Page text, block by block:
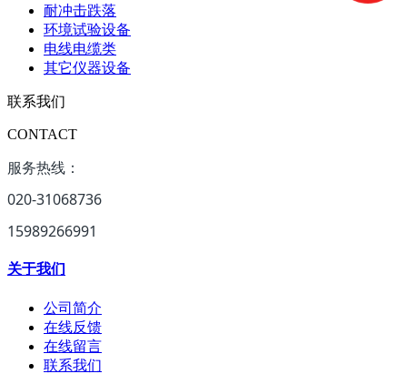
耐冲击跌落
环境试验设备
电线电缆类
其它仪器设备
联系我们
CONTACT
服务热线：
020-31068736
15989266991
关于我们
公司简介
在线反馈
在线留言
联系我们